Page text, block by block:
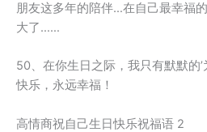
朋友这多年的陪伴…在自己最幸福
大了……
50、在你生日之际，我只有默默的
快乐，永远幸福！
高情商祝自己生日快乐祝福语 2